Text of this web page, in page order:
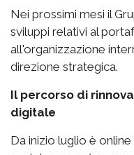
Nei prossimi mesi il
sviluppi relativi al
all'organizzazione
direzione strategica.
Il percorso di
digitale
Da inizio luglio è